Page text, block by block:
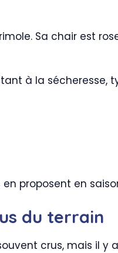
Sa chair est
à la sécheresse,
proposent en
du terrain
crus, mais il y